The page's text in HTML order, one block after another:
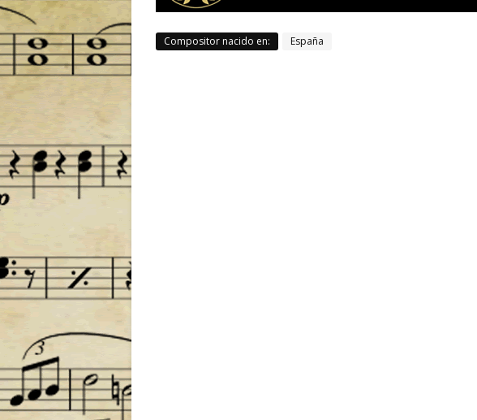
Compositor nacido en: España